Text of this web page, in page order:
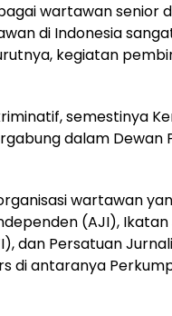
wartawan senior
di Indonesia
kegiatan
semestinya
dalam Dewan
wartawan
(AJI),
dan Persatuan
di antaranya